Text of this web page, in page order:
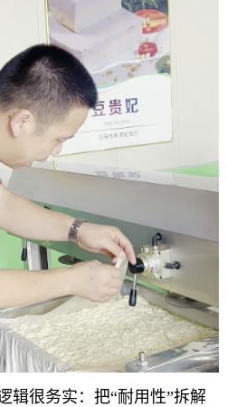
辑很务实：把“耐用性”拆解